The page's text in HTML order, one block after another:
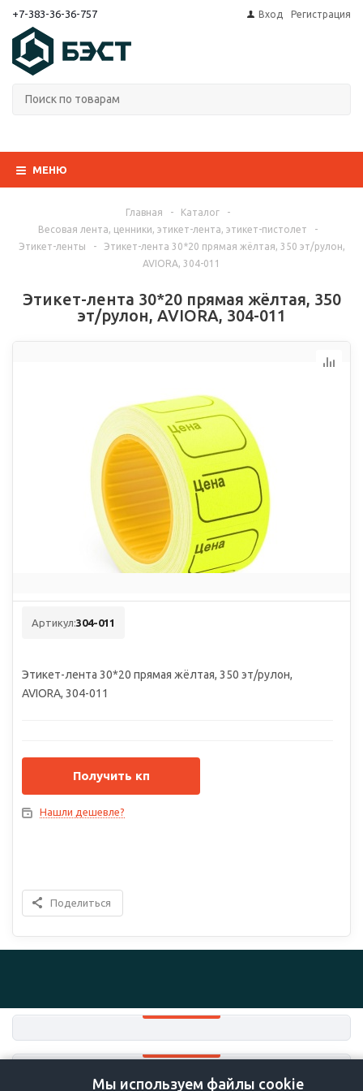
+7-383-36-36-757 Вход Регистрация
МЕНЮ
Главная - Каталог
-
Весовая лента, ценники, этикет-лента, этикет-пистолет
-
Этикет-ленты
-
Этикет-лента 30*20 прямая жёлтая, 350 эт/рулон,
AVIORA, 304-011
Этикет-лента 30*20 прямая жёлтая, 350
эт/рулон, AVIORA, 304-011
Артикул:304-011
Этикет-лента 30*20 прямая жёлтая, 350 эт/рулон,
AVIORA, 304-011
Получить кп
Нашли дешевле?
Поделиться
Мы используем файлы cookie